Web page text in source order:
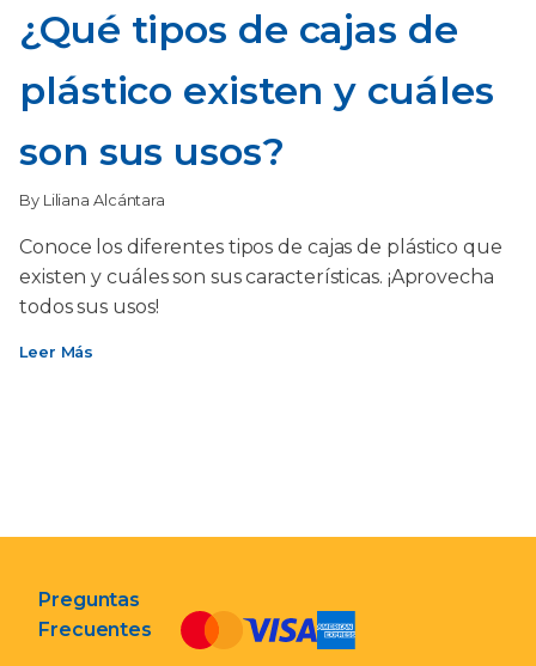
¿Qué tipos de cajas de
plástico existen y cuáles
son sus usos?
By Liliana Alcántara
Conoce los diferentes tipos de cajas de plástico que
existen y cuáles son sus características. ¡Aprovecha
todos sus usos!
Leer Más
Preguntas
Frecuentes